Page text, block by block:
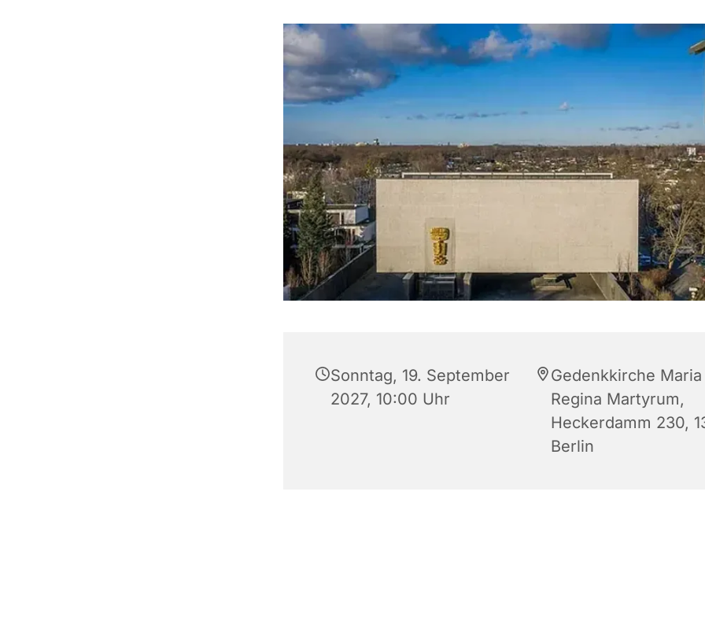
Sonntag, 19. September
2027, 10:00 Uhr
Gedenkkirche Maria
Regina Martyrum,
Heckerdamm 230,
Berlin